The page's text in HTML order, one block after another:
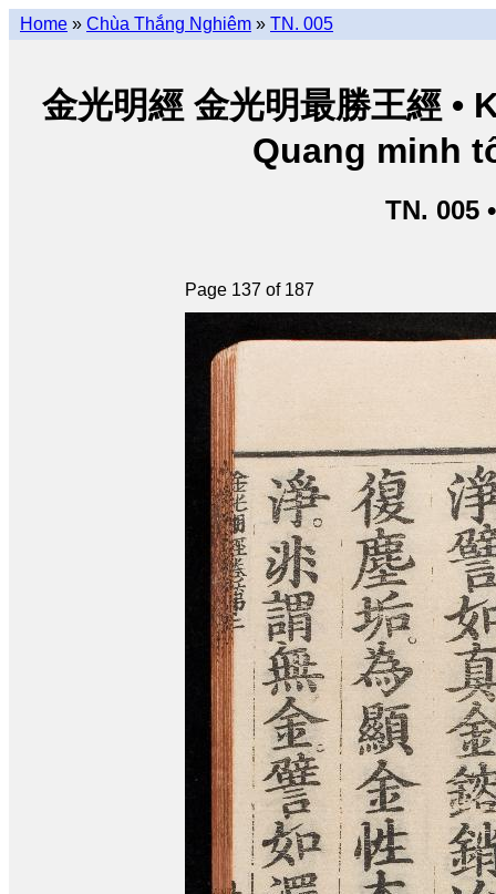
Home » Chùa Thắng Nghiêm » TN. 005
金光明經 金光明最勝王經
Quang minh
TN. 005
Page 137 of 187